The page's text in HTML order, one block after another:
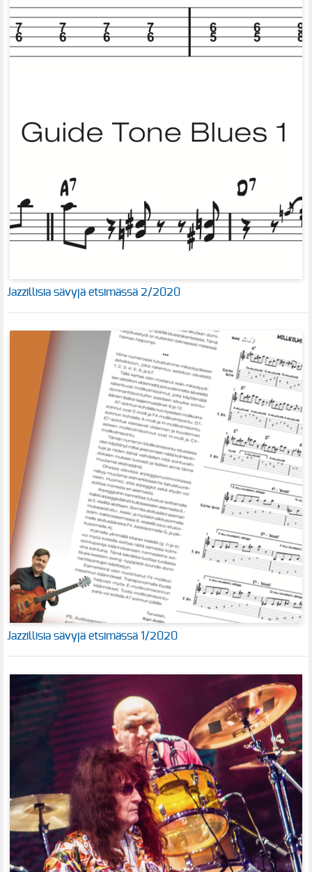
Jazzillisia sävyjä etsimässä 2/2020
Jazzillisia sävyjä etsimässä 1/2020